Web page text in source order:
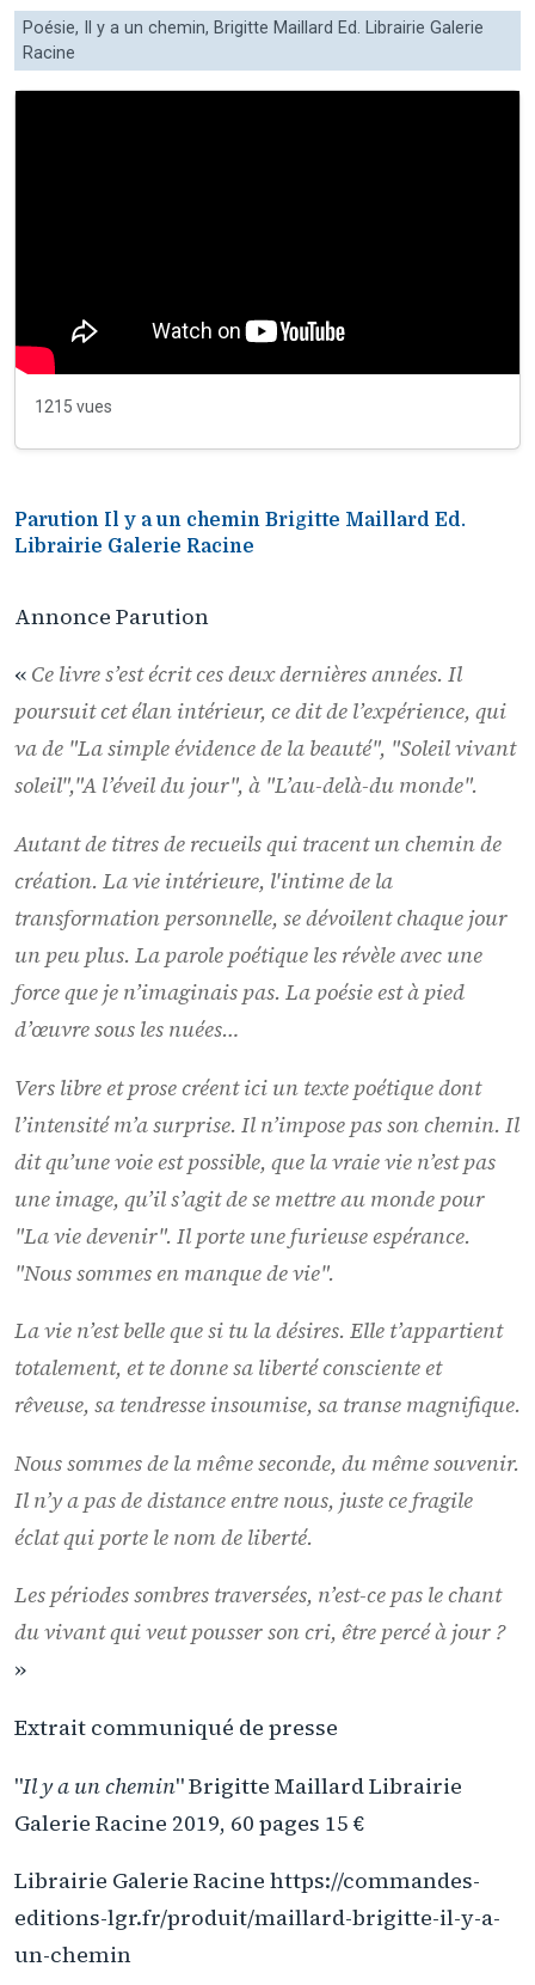
Poésie, Il y a un chemin, Brigitte Maillard Ed. Librairie Galerie
Racine
1215 vues
Parution Il y a un chemin Brigitte Maillard Ed.
Librairie Galerie Racine
Annonce Parution
« Ce livre s’est écrit ces deux dernières années. Il
poursuit cet élan intérieur, ce dit de l’expérience, qui
va de "La simple évidence de la beauté", "Soleil vivant
soleil","A l’éveil du jour", à "L’au-delà-du monde".
Autant de titres de recueils qui tracent un chemin de
création. La vie intérieure, l'intime de la
transformation personnelle, se dévoilent chaque jour
un peu plus. La parole poétique les révèle avec une
force que je n’imaginais pas. La poésie est à pied
d’œuvre sous les nuées…
Vers libre et prose créent ici un texte poétique dont
l’intensité m’a surprise. Il n’impose pas son chemin. Il
dit qu’une voie est possible, que la vraie vie n’est pas
une image, qu’il s’agit de se mettre au monde pour
"La vie devenir". Il porte une furieuse espérance.
"Nous sommes en manque de vie".
La vie n’est belle que si tu la désires. Elle t’appartient
totalement, et te donne sa liberté consciente et
rêveuse, sa tendresse insoumise, sa transe magnifique.
Nous sommes de la même seconde, du même souvenir.
Il n’y a pas de distance entre nous, juste ce fragile
éclat qui porte le nom de liberté.
Les périodes sombres traversées, n’est-ce pas le chant
du vivant qui veut pousser son cri, être percé à jour ?
»
Extrait communiqué de presse
"Il y a un chemin" Brigitte Maillard Librairie
Galerie Racine 2019, 60 pages 15 €
Librairie Galerie Racine https://commandes-
editions-lgr.fr/produit/maillard-brigitte-il-y-a-
un-chemin